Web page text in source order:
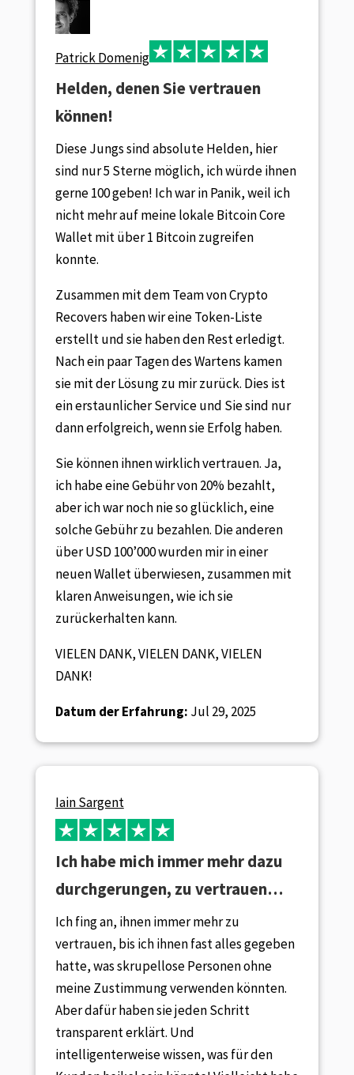
Patrick Domenig
Helden, denen Sie vertrauen
können!
Diese Jungs sind absolute Helden, hier
sind nur 5 Sterne möglich, ich würde ihnen
gerne 100 geben! Ich war in Panik, weil ich
nicht mehr auf meine lokale Bitcoin Core
Wallet mit über 1 Bitcoin zugreifen
konnte.
Zusammen mit dem Team von Crypto
Recovers haben wir eine Token-Liste
erstellt und sie haben den Rest erledigt.
Nach ein paar Tagen des Wartens kamen
sie mit der Lösung zu mir zurück. Dies ist
ein erstaunlicher Service und Sie sind nur
dann erfolgreich, wenn sie Erfolg haben.
Sie können ihnen wirklich vertrauen. Ja,
ich habe eine Gebühr von 20% bezahlt,
aber ich war noch nie so glücklich, eine
solche Gebühr zu bezahlen. Die anderen
über USD 100’000 wurden mir in einer
neuen Wallet überwiesen, zusammen mit
klaren Anweisungen, wie ich sie
zurückerhalten kann.
VIELEN DANK, VIELEN DANK, VIELEN
DANK!
Datum der Erfahrung: Jul 29, 2025
Iain Sargent
Ich habe mich immer mehr dazu
durchgerungen, zu vertrauen…
Ich fing an, ihnen immer mehr zu
vertrauen, bis ich ihnen fast alles gegeben
hatte, was skrupellose Personen ohne
meine Zustimmung verwenden könnten.
Aber dafür haben sie jeden Schritt
transparent erklärt. Und
intelligenterweise wissen, was für den